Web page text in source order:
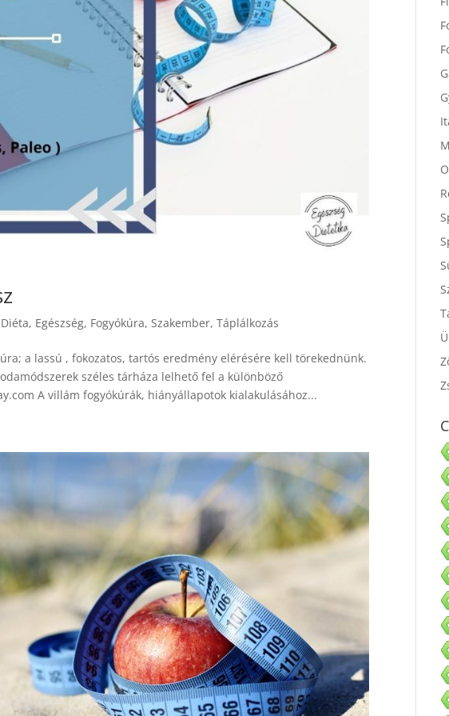
Diéta, Egészség, Fogyókúra,Szakember,Táplálkozás
a lassú , fokozatos, tartós eredmény elérésére kell törekednünk.
széles tárháza lelhető fel a különböző
A villám fogyókúrák, hiányállapotok kialakulásához...